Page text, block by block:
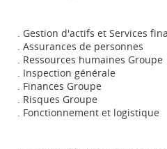
. Gestion d'actifs et Services
. Assurances de personnes
. Ressources humaines Groupe
. Inspection générale
. Finances Groupe
. Risques Groupe
. Fonctionnement et logistique